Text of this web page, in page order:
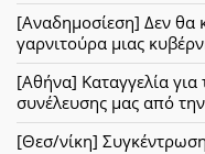
[Αναδημοσίεση] Δεν θα
γαρνιτούρα μιας
[Αθήνα] Καταγγελία
συνέλευσης μας από
[Θεσ/νίκη]